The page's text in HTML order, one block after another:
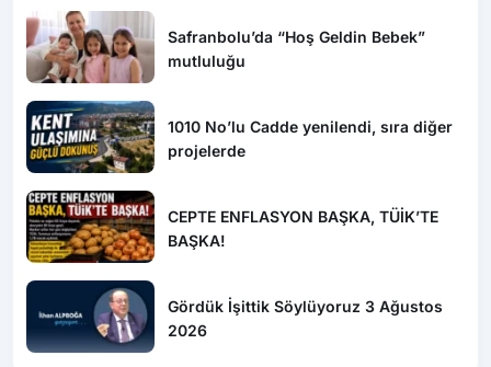
Safranbolu’da “Hoş Geldin Bebek”
mutluluğu
1010 No’lu Cadde yenilendi, sıra diğer
projelerde
CEPTE ENFLASYON BAŞKA, TÜİK’TE
BAŞKA!
Gördük İşittik Söylüyoruz 3 Ağustos
2026